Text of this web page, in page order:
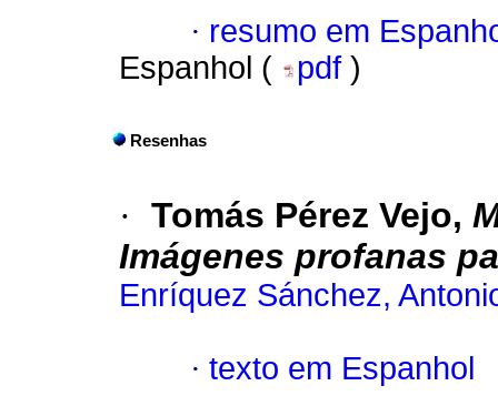
· resumo em
Espanhol (
pdf )
Resenhas
· Tomás Pérez Vejo,
Imágenes profanas
Enríquez Sánchez,
· texto em Espanhol